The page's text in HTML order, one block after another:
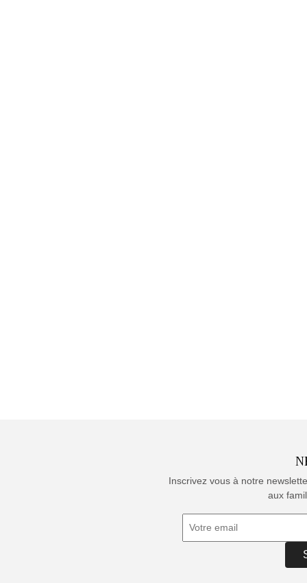
Inscrivez vous à notre
aux